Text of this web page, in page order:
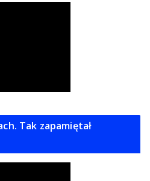
Tak zapamiętał